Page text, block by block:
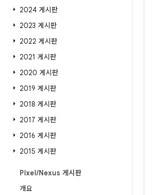
2024 게시판
2023 게시판
2022 게시판
2021 게시판
2020 게시판
2019 게시판
2018 게시판
2017 게시판
2016 게시판
2015 게시판
Pixel/Nexus 게시판
개요